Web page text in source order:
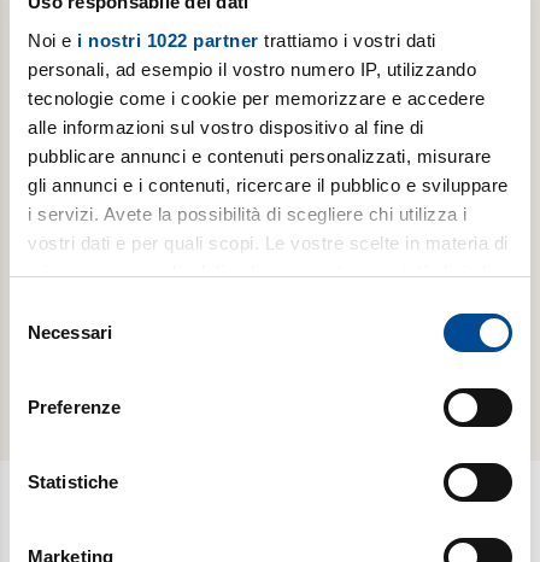
Noi e i nostri 1022 partner trattiamo i vostri dati
personali, ad esempio il vostro numero IP, utilizzando
tecnologie come i cookie per memorizzare e accedere
alle informazioni sul vostro dispositivo al fine di
pubblicare annunci e contenuti personalizzati, misurare
gli annunci e i contenuti, ricercare il pubblico e sviluppare
i servizi. Avete la possibilità di scegliere chi utilizza i
vostri dati e per quali scopi. Le vostre scelte in materia di
privacy sono applicabili solo su questa proprietà digitale
modificare o revocare il proprio consenso in qualsiasi
momento dalla Dichiarazione sui cookie o facendo clic
raccogliere informazioni sulla tua posizione
geografica, con un'approssimazione di qualche
delNecessari
Preferenze
Statistiche
Marketing
ABBONAMENTI -
LUOGHI
DELL'INFINITO
Abbonamento
annuale
cartaceo
più
ABBONAMENTI -
LUOGHI
DELL'INFINITO
Abbonamento
annuale
digitale
Newsletter